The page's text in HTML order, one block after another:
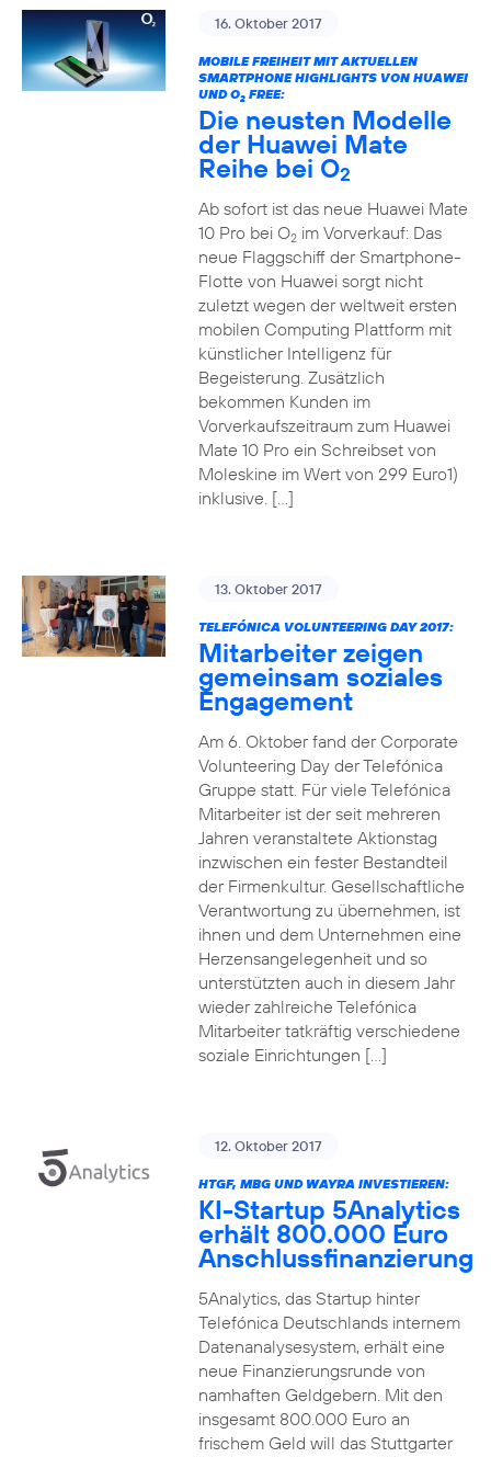
16. Oktober 2017
MOBILE FREIHEIT MIT AKTUELLEN
SMARTPHONE HIGHLIGHTS VON HUAWEI
UND O2FREE:
Die neusten Modelle
der Huawei Mate
Reihe bei O2
Ab sofort ist das neue Huawei Mate
10 Pro bei O2im Vorverkauf: Das
neue Flaggschiff der Smartphone-
Flotte von Huawei sorgt nicht
zuletzt wegen der weltweit ersten
mobilen Computing Plattform mit
künstlicher Intelligenz für
Begeisterung. Zusätzlich
bekommen Kunden im
Vorverkaufszeitraum zum Huawei
Mate 10 Pro ein Schreibset von
Moleskine im Wert von 299 Euro1)
inklusive. […]
13. Oktober 2017
TELEFÓNICA VOLUNTEERING DAY 2017:
Mitarbeiter zeigen
gemeinsam soziales
Engagement
Am 6. Oktober fand der Corporate
Volunteering Day der Telefónica
Gruppe statt. Für viele Telefónica
Mitarbeiter ist der seit mehreren
Jahren veranstaltete Aktionstag
inzwischen ein fester Bestandteil
der Firmenkultur. Gesellschaftliche
Verantwortung zu übernehmen, ist
ihnen und dem Unternehmen eine
Herzensangelegenheit und so
unterstützten auch in diesem Jahr
wieder zahlreiche Telefónica
Mitarbeiter tatkräftig verschiedene
soziale Einrichtungen […]
12. Oktober 2017
HTGF, MBG UND WAYRA INVESTIEREN:
KI-Startup 5Analytics
erhält 800.000 Euro
Anschlussfinanzierung
5Analytics, das Startup hinter
Telefónica Deutschlands internem
Datenanalysesystem, erhält eine
neue Finanzierungsrunde von
namhaften Geldgebern. Mit den
insgesamt 800.000 Euro an
frischem Geld will das Stuttgarter